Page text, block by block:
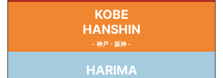
KOBE
HANSHIN
- 神戸・阪神 -
HARIMA